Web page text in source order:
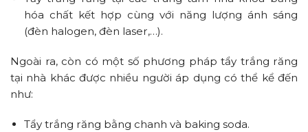
hóa chất kết hợp cùng với năng lượng ánh sáng
(đèn halogen, đèn laser,…).
Ngoài ra, còn có một số phương pháp tẩy trắng răng
tại nhà khác được nhiều người áp dụng có thể kể đến
như:
Tẩy trắng răng bằng chanh và baking soda.